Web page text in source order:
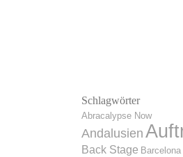
Schlagwörter
Abracalypse Now
Andalusien
Back Stage Barcelona